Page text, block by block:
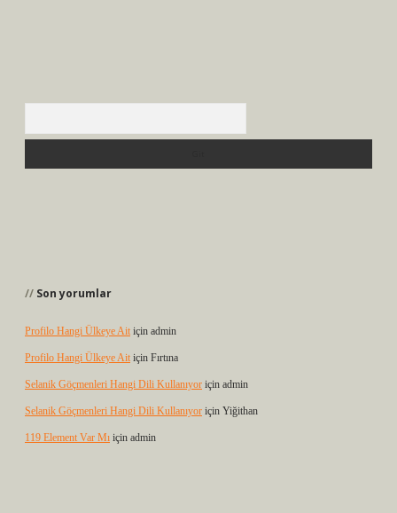
Son yorumlar
Profilo Hangi Ülkeye Ait için admin
Profilo Hangi Ülkeye Ait için Fırtına
Selanik Göçmenleri Hangi Dili Kullanıyor için admin
Selanik Göçmenleri Hangi Dili Kullanıyor için Yiğithan
119 Element Var Mı için admin